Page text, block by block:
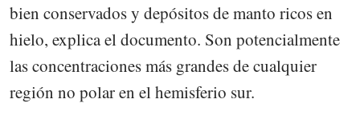
bien conservados y depósitos de manto ricos en
hielo, explica el documento. Son potencialmente
las concentraciones más grandes de cualquier
región no polar en el hemisferio sur.